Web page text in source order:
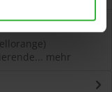
mehr